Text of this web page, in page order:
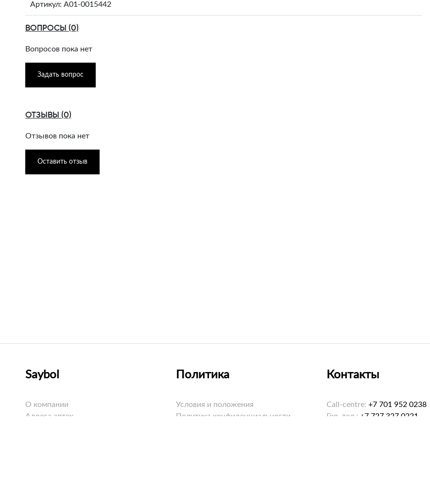
Артикул: A01-0015442
ВОПРОСЫ (0)
Вопросов пока нет
Задать вопрос
ОТЗЫВЫ (0)
Отзывов пока нет
Оставить отзыв
Saybol
О компании
Адреса аптек
Политика
Условия и положения
Политика конфиденциальности
Контакты
Call-centre: +7 701 952 0238
Гор. тел.: +7 727 327 0221